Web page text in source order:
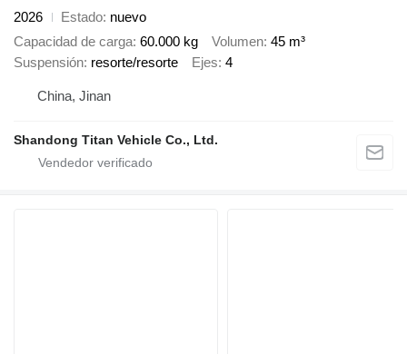
2026
Estado nuevo
Capacidad de carga 60.000 kg Volumen 45 m³
Suspensión resorte/resorte Ejes 4
China, Jinan
Shandong Titan Vehicle Co., Ltd.